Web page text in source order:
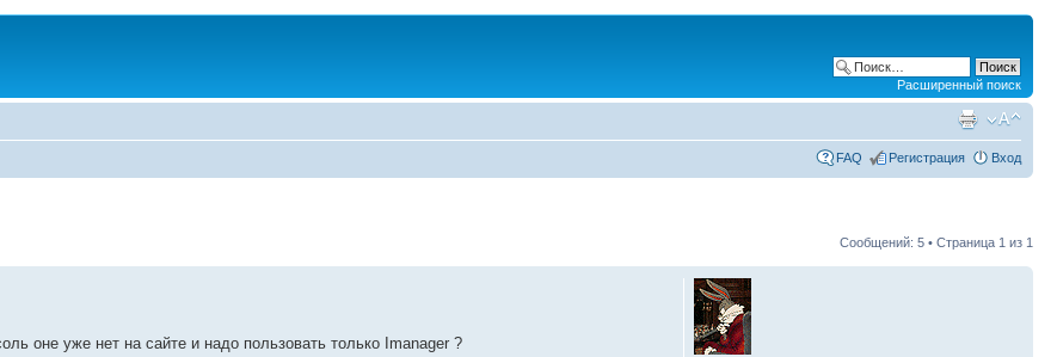
Расширенный поиск
FAQ Регистрация Вход
Сообщений: 5 • Страница 1 из 1
оне уже нет на сайте и надо пользовать только Imanager ?